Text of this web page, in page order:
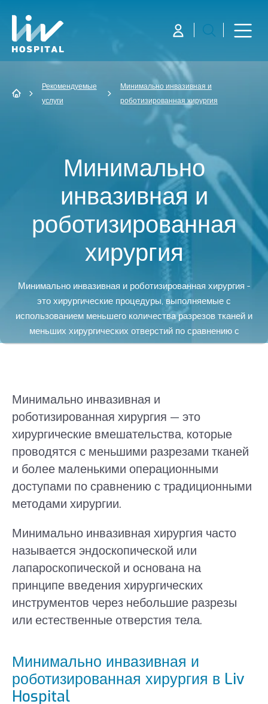
Рекомендуемые
услуги
Минимально инвазивная и
роботизированная хирургия
Минимально
инвазивная и
роботизированная
хирургия
Минимально инвазивная и роботизированная хирургия -
это хирургические процедуры, выполняемые с
использованием меньшего количества разрезов тканей и
меньших хирургических отверстий по сравнению с
традиционными хирургическими методами.
Минимально инвазивная и
роботизированная хирургия — это
хирургические вмешательства, которые
проводятся с меньшими разрезами тканей
и более маленькими операционными
доступами по сравнению с традиционными
методами хирургии.
Минимально инвазивная хирургия часто
называется эндоскопической или
лапароскопической и основана на
принципе введения хирургических
инструментов через небольшие разрезы
или естественные отверстия тела.
Минимально инвазивная и
роботизированная хирургия в Liv
Hospital